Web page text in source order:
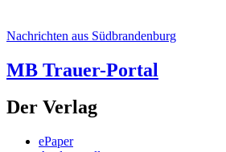
Nachrichten aus Südbrandenburg
MB Trauer-Portal
Der Verlag
ePaper